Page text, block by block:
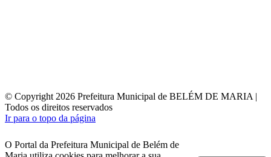
© Copyright 2026 Prefeitura Municipal de BELÉM DE MARIA |
Todos os direitos reservados
Ir para o topo da página
O Portal da Prefeitura Municipal de Belém de